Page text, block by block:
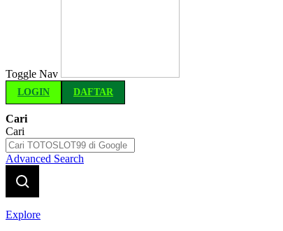
Toggle Nav
LOGIN DAFTAR
Cari
Cari
Advanced Search
Explore